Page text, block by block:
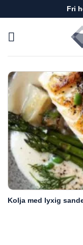
to
content
Fri
Kolja med lyxig